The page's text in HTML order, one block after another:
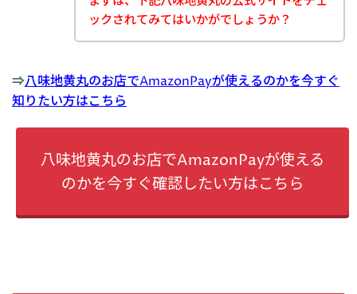
ックされてみてはいかがでしょうか？
⇒八味地黄丸のお店でAmazonPayが使えるのかを今すぐ
知りたい方はこちら
八味地黄丸のお店でAmazonPayが使える
のかを今すぐ確認したい方はこちら